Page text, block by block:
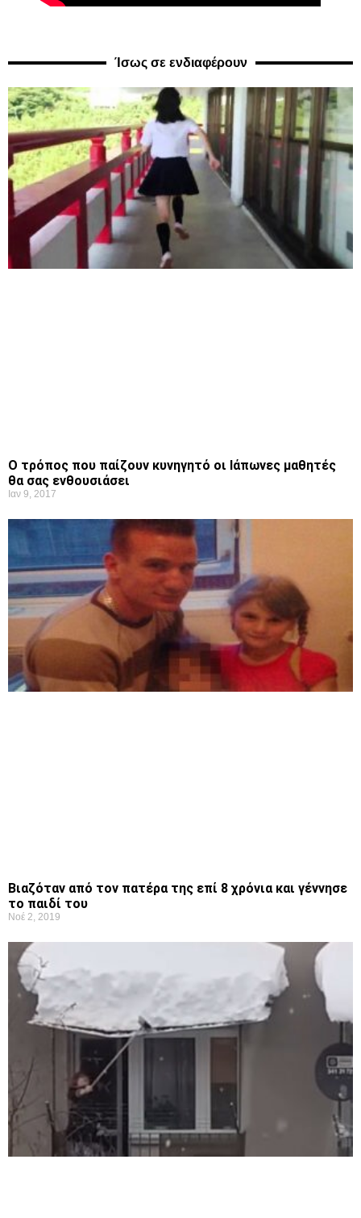
Ίσως σε ενδιαφέρουν
Ο τρόπος που παίζουν κυνηγητό οι Ιάπωνες μαθητές
θα σας ενθουσιάσει
Ιαν 9, 2017
Βιαζόταν από τον πατέρα της επί 8 χρόνια και γέννησε
το παιδί του
Νοέ 2, 2019